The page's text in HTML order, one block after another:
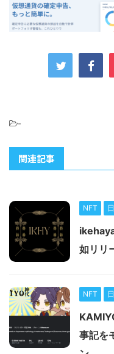
-
関連記事
NFT
如リリ
NFT
事記を